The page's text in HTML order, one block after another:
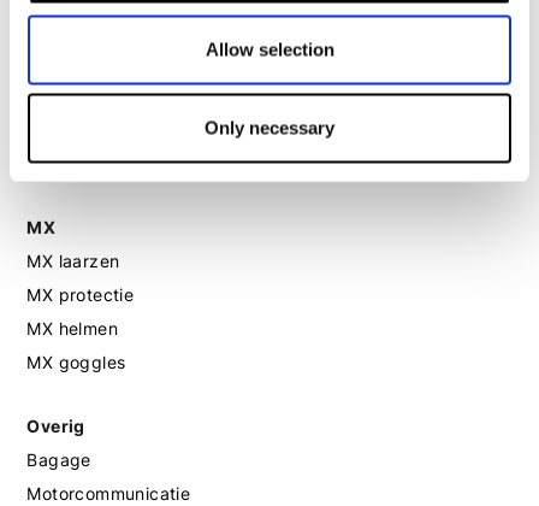
Allow selection
Only necessary
Motorhandschoenen dames
MX
MX laarzen
MX protectie
MX helmen
MX goggles
Overig
Bagage
Motorcommunicatie